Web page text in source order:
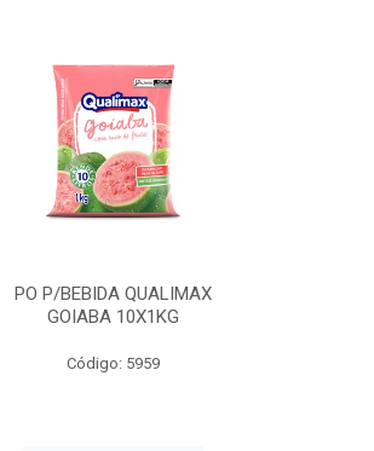
PO P/BEBIDA QUALIMAX
GOIABA 10X1KG
Código: 5959